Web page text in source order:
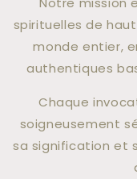
spirituelles de
monde entier,
authentiques
Chaque
soigneusement
sa signification et